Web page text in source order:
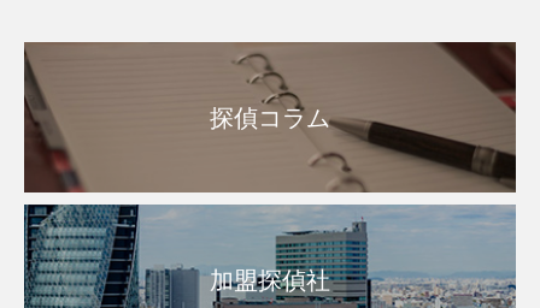
探偵コラム
加盟探偵社